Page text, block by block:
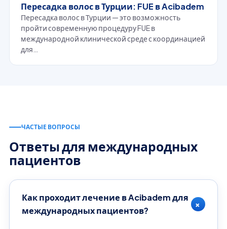
Пересадка волос в Турции: FUE в Acibadem
Пересадка волос в Турции — это возможность
пройти современную процедуру FUE в
международной клинической среде с координацией
для…
Остались вопросы?
Наши консультанты для международных
пациентов на связи круглосуточно.
ЧАСТЫЕ ВОПРОСЫ
Ответы для международных
пациентов
Как проходит лечение в Acibadem для
международных пациентов?
+